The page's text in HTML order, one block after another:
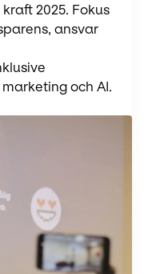
2025. Fokus
ansvar
och AI.